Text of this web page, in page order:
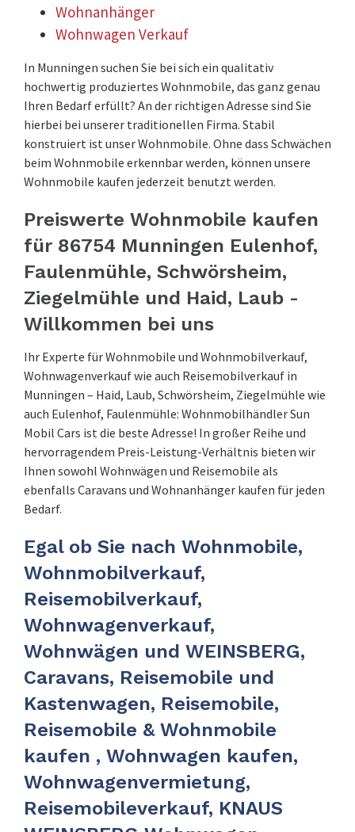
Wohnanhänger
Wohnwagen Verkauf
In Munningen suchen Sie bei sich ein qualitativ
hochwertig produziertes Wohnmobile, das ganz genau
Ihren Bedarf erfüllt? An der richtigen Adresse sind Sie
hierbei bei unserer traditionellen Firma. Stabil
konstruiert ist unser Wohnmobile. Ohne dass Schwächen
beim Wohnmobile erkennbar werden, können unsere
Wohnmobile kaufen jederzeit benutzt werden.
Preiswerte Wohnmobile kaufen
für 86754 Munningen Eulenhof,
Faulenmühle, Schwörsheim,
Ziegelmühle und Haid, Laub -
Willkommen bei uns
Ihr Experte für Wohnmobile und Wohnmobilverkauf,
Wohnwagenverkauf wie auch Reisemobilverkauf in
Munningen – Haid, Laub, Schwörsheim, Ziegelmühle wie
auch Eulenhof, Faulenmühle: Wohnmobilhändler Sun
Mobil Cars ist die beste Adresse! In großer Reihe und
hervorragendem Preis-Leistung-Verhältnis bieten wir
Ihnen sowohl Wohnwägen und Reisemobile als
ebenfalls Caravans und Wohnanhänger kaufen für jeden
Bedarf.
Egal ob Sie nach Wohnmobile,
Wohnmobilverkauf,
Reisemobilverkauf,
Wohnwagenverkauf,
Wohnwägen und WEINSBERG,
Caravans, Reisemobile und
Kastenwagen, Reisemobile,
Reisemobile & Wohnmobile
kaufen , Wohnwagen kaufen,
Wohnwagenvermietung,
Reisemobileverkauf, KNAUS